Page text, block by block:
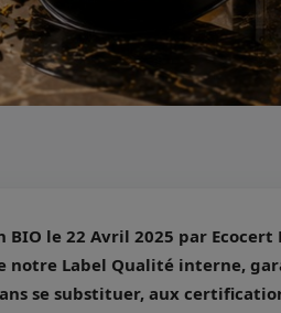
le 22 Avril 2025 par Ecocert
notre Label Qualité interne,
se substituer, aux